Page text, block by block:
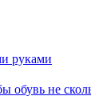
руками
обувь не